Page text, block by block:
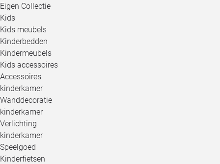
Eigen Collectie
Kids
Kids meubels
Kinderbedden
Kindermeubels
Kids accessoires
Accessoires
kinderkamer
Wanddecoratie
kinderkamer
Verlichting
kinderkamer
Speelgoed
Kinderfietsen